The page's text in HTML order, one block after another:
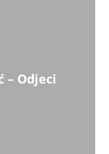
– Odjeci